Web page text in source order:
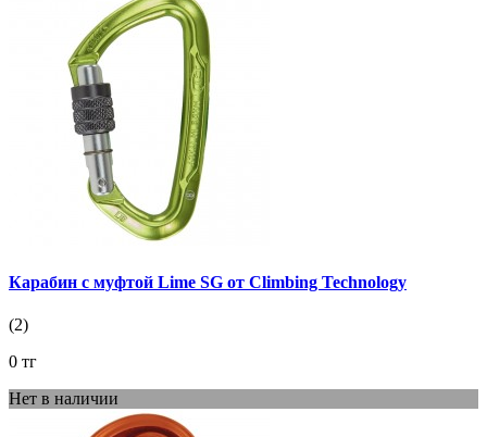
Карабин с муфтой Lime SG от Climbing Technology
(2)
0 тг
Нет в наличии